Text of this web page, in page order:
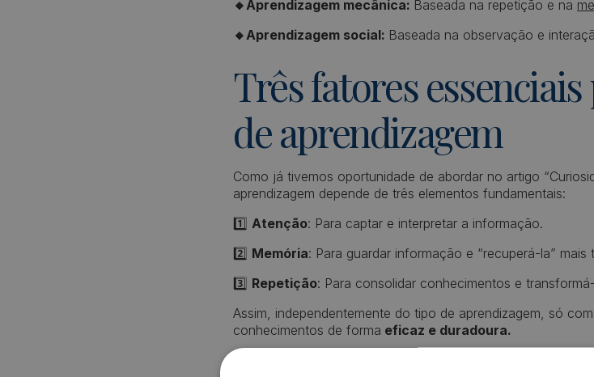
🔸Aprendizagem mecânica: Baseada na repetição e na
🔸Aprendizagem social: Baseada na observação e
Três fatores
de aprendizagem
Como já tivemos oportunidade de abordar no artigo
aprendizagem depende de três elementos fundamentais:
1️⃣ Atenção: Para captar e interpretar a informação.
2️⃣ Memória: Para guardar informação e “recuperá-la” mais
3️⃣ Repetição: Para consolidar conhecimentos e
Assim, independentemente do tipo de aprendizagem, só
conhecimentos de forma eficaz e duradoura.